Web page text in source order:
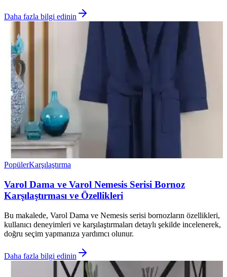
Daha fazla bilgi edinin
PopülerKarşılaştırma
Varol Dama ve Varol Nemesis Serisi Bornoz
Karşılaştırması ve Özellikleri
Bu makalede, Varol Dama ve Nemesis serisi bornozların özellikleri,
kullanıcı deneyimleri ve karşılaştırmaları detaylı şekilde incelenerek,
doğru seçim yapmanıza yardımcı olunur.
Daha fazla bilgi edinin